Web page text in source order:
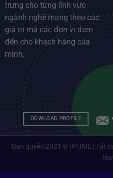
trưng cho từng lĩnh vực
ngành nghề mang theo các
giá trị mà các đơn vị đem
đến cho khách hàng của
mình,
DOWLOAD PROFILE
Bản quyền 2021 ® IPTIME | Tất